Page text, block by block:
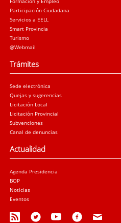
Participación Ciudadana
Servicios a EELL
Smart Provincia
Turismo
@Webmail
Trámites
Sede electrónica
Quejas y sugerencias
Licitación Local
Licitación Provincial
Subvenciones
Canal de denuncias
Actualidad
Agenda Presidencia
BOP
Noticias
Eventos